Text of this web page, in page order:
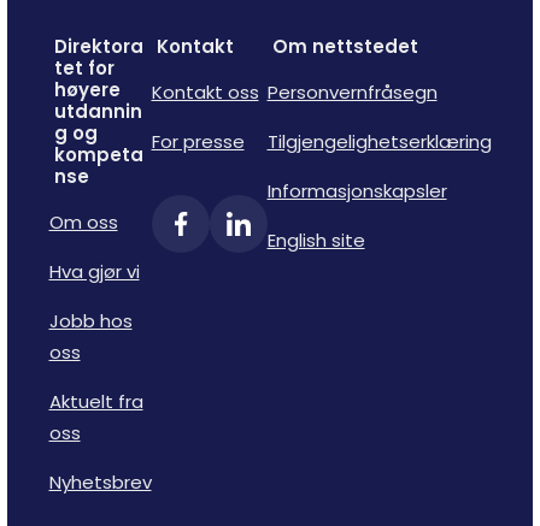
Direktora
tet for
høyere
utdannin
g og
kompeta
nse
Om oss
Hva gjør vi
Jobb hos
oss
Aktuelt fra
oss
Nyhetsbrev
Kontakt
Kontakt oss
For presse
Om nettstedet
Personvernfråsegn
Tilgjengelighetserklæring
Informasjonskapsler
English site